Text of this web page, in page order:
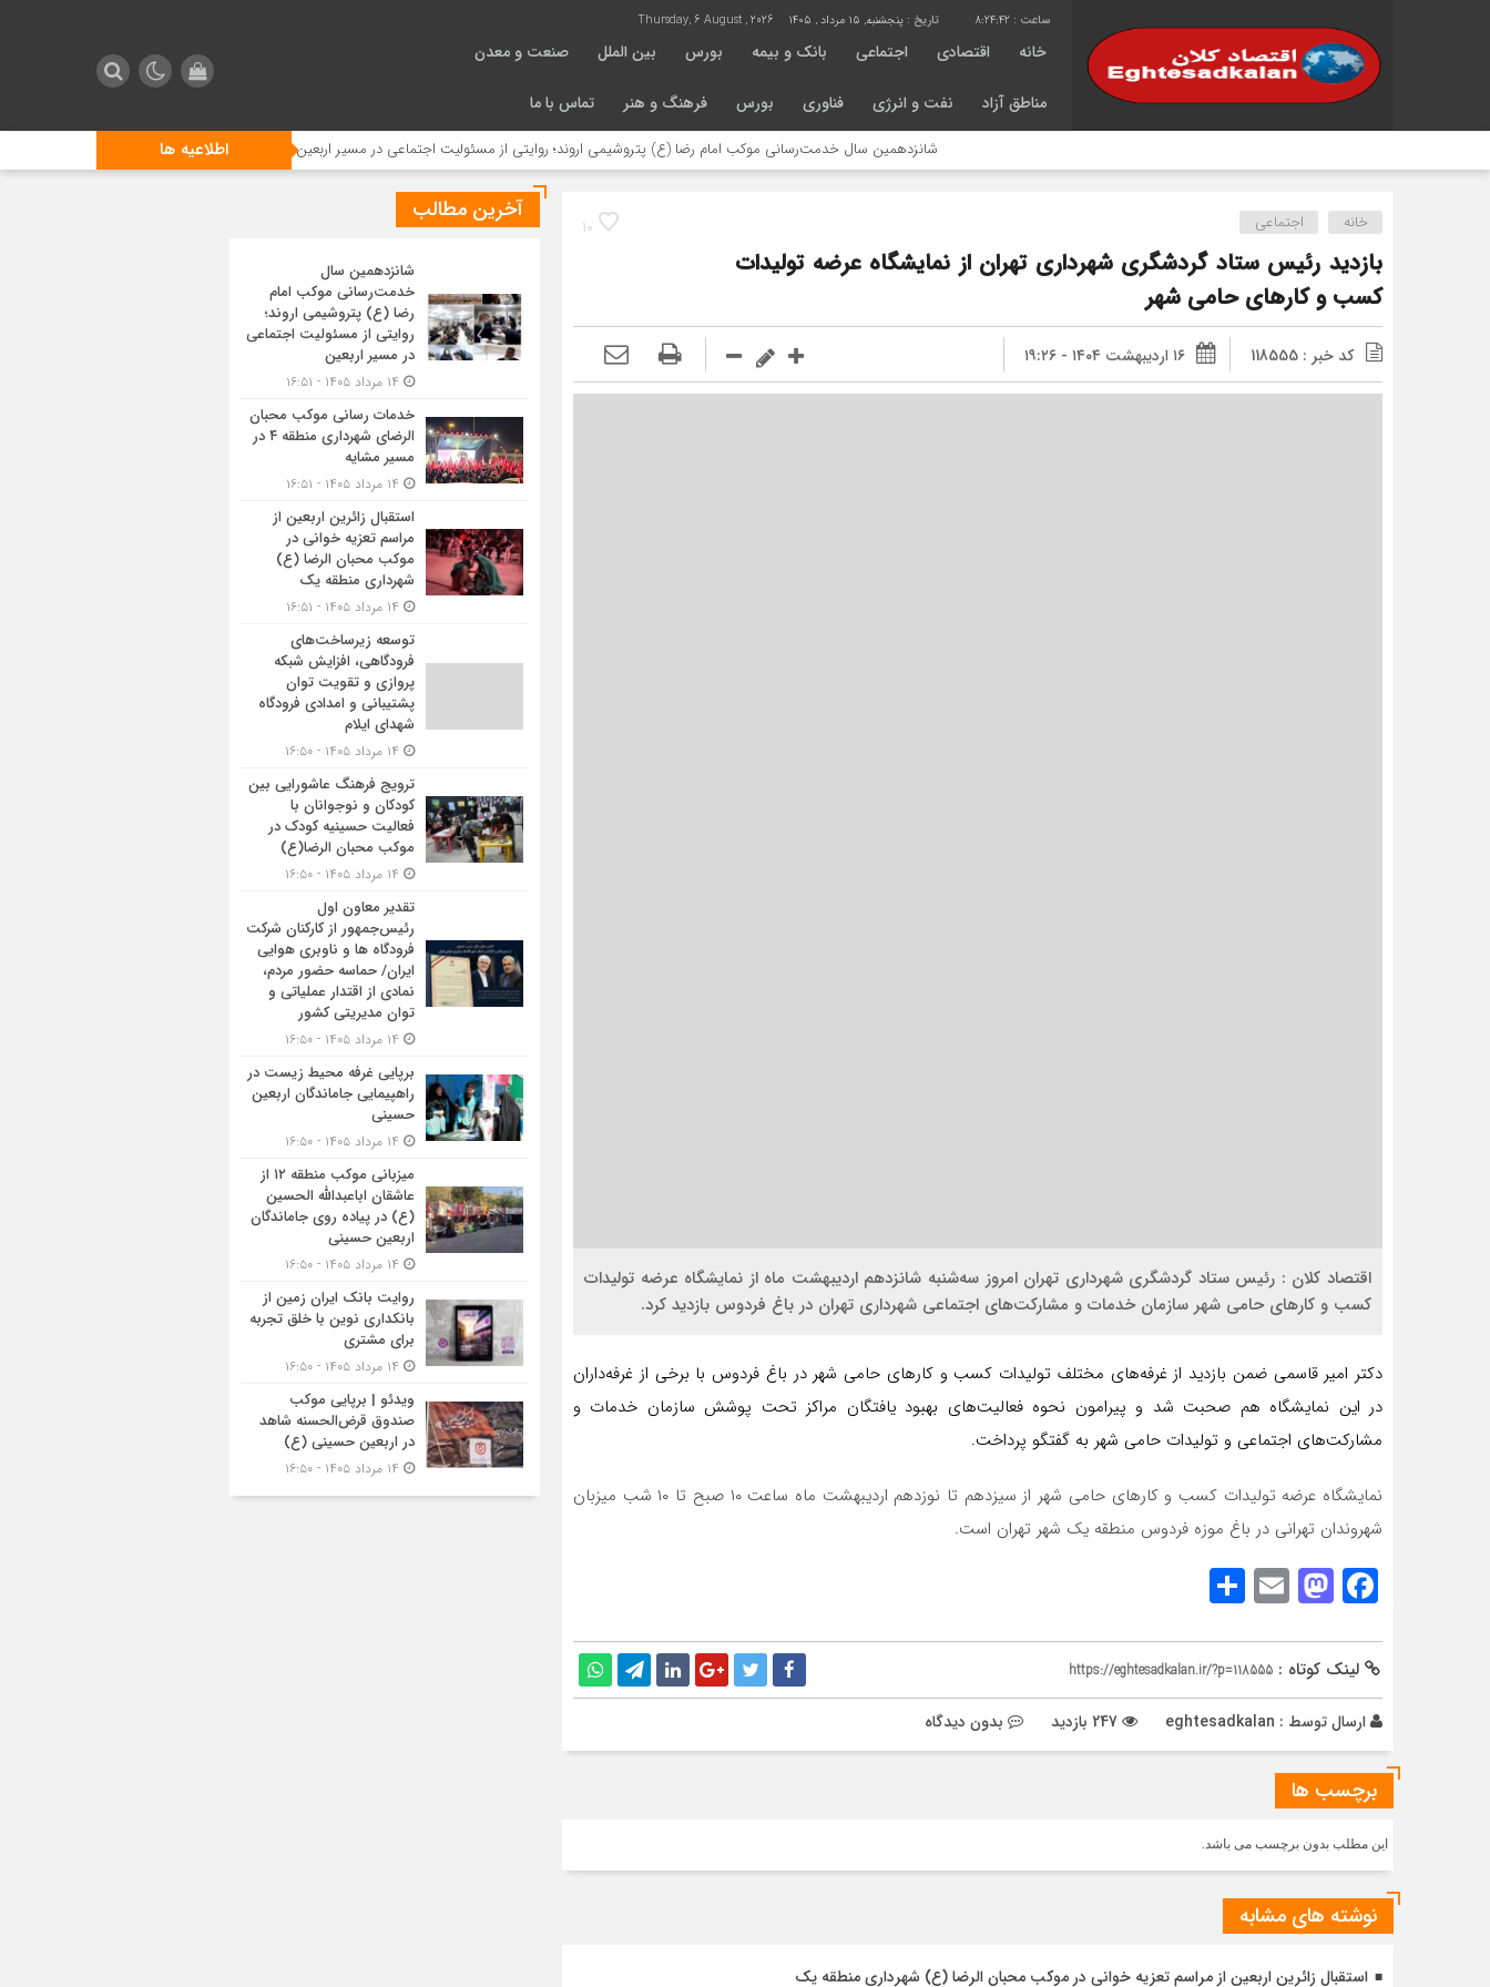
8:24:42 تاریخ : پنجشنبه, ۱۵ مرداد , ۱۴۰۵ Thursday, 6 August , 2026
خانه اقتصادی اجتماعی بانک و بیمه بورس بین الملل صنعت و معدن
مناطق آزاد نفت و انرژی فناوری بورس فرهنگ و هنر تماس با ما
اطلاعیه ها شانزدهمین سال خدمت‌رسانی موکب امام رضا (ع) پتروشیمی اروند؛ روایتی از مسئولیت اجتماعی در مسیر اربعین خدمات رسانی موکب محبان الرضای شهرداری منطقه ۴ در مسیر مشایه
10 خانه اجتماعی
بازدید رئیس ستاد گردشگری شهرداری تهران از نمایشگاه عرضه تولیدات
کسب و کارهای حامی شهر
کد خبر : 118555 ۱۶ اردیبهشت ۱۴۰۴ - ۱۹:۲۶
اقتصاد کلان : رئیس ستاد گردشگری شهرداری تهران امروز سه‌شنبه شانزدهم اردیبهشت ماه از نمایشگاه عرضه تولیدات
کسب و کارهای حامی شهر سازمان خدمات و مشارکت‌های اجتماعی شهرداری تهران در باغ فردوس بازدید کرد.
دکتر امیر قاسمی ضمن بازدید از غرفه‌های مختلف تولیدات کسب و کارهای حامی شهر در باغ فردوس با برخی از غرفه‌داران
در این نمایشگاه هم صحبت شد و پیرامون نحوه فعالیت‌های بهبود یافتگان مراکز تحت پوشش سازمان خدمات و
مشارکت‌های اجتماعی و تولیدات حامی شهر به گفتگو پرداخت.
نمایشگاه عرضه تولیدات کسب و کارهای حامی شهر از سیزدهم تا نوزدهم اردیبهشت ماه ساعت ۱۰ صبح تا ۱۰ شب میزبان
شهروندان تهرانی در باغ موزه فردوس منطقه یک شهر تهران است.
Facebook
Mastodon
Email
لینک کوتاه : https://eghtesadkalan.ir/?p=118555
ارسال توسط : eghtesadkalan بدون دیدگاه
برچسب ها
این مطلب بدون برچسب می باشد.
نوشته های مشابه
استقبال زائرین اربعین از مراسم تعزیه خوانی در موکب محبان الرضا (ع) شهرداری منطقه یک
آخرین مطالب
شانزدهمین سال
خدمت‌رسانی موکب امام
رضا (ع) پتروشیمی اروند؛
روایتی از مسئولیت اجتماعی
در مسیر اربعین
خدمات رسانی موکب محبان
الرضای شهرداری منطقه ۴ در
مسیر مشایه
استقبال زائرین اربعین از
مراسم تعزیه خوانی در
موکب محبان الرضا (ع)
شهرداری منطقه یک
توسعه زیرساخت‌های
فرودگاهی، افزایش شبکه
پروازی و تقویت توان
پشتیبانی و امدادی فرودگاه
شهدای ایلام
ترویج فرهنگ عاشورایی بین
کودکان و نوجوانان با
فعالیت حسینیه کودک در
موکب محبان الرضا(ع)
تقدیر معاون اول
رئیس‌جمهور از کارکنان شرکت
فرودگاه ها و ناوبری هوایی
ایران/ حماسه حضور مردم،
نمادی از اقتدار عملیاتی و
توان مدیریتی کشور
برپایی غرفه محیط زیست در
راهپیمایی جاماندگان اربعین
حسینی
میزبانی موکب منطقه ۱۲ از
عاشقان اباعبدالله الحسین
(ع) در پیاده روی جاماندگان
اربعین حسینی
روایت بانک ایران زمین از
بانکداری نوین با خلق تجربه
برای مشتری
ویدئو | برپایی موکب
صندوق قرض‌الحسنه شاهد
در اربعین حسینی (ع)